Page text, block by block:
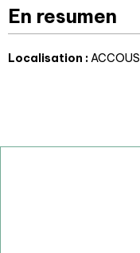
En resumen
Localisation :ACCOUS